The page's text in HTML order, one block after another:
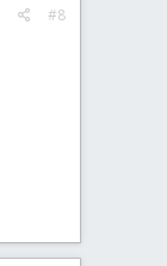
#8